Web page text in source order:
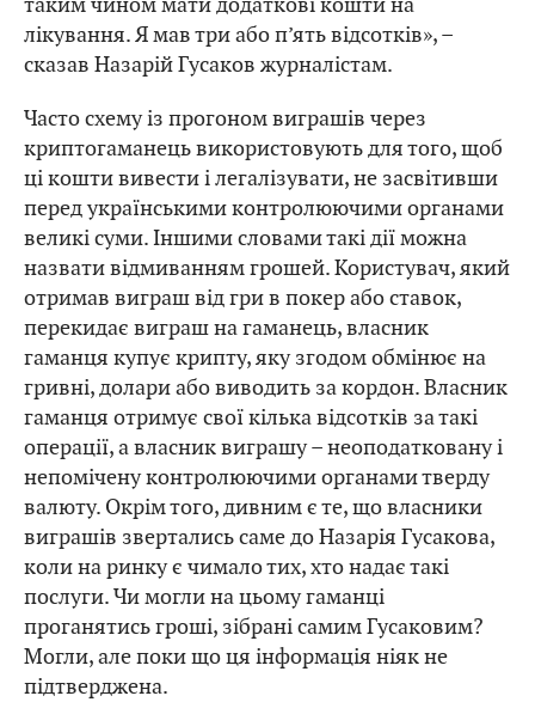
лікування. Я мав три або п’ять відсотків», –
сказав Назарій Гусаков журналістам.
Часто схему із прогоном виграшів через
криптогаманець використовують для того, щоб
ці кошти вивести і легалізувати, не засвітивши
перед українськими контролюючими органами
великі суми. Іншими словами такі дії можна
назвати відмиванням грошей. Користувач, який
отримав виграш від гри в покер або ставок,
перекидає виграш на гаманець, власник
гаманця купує крипту, яку згодом обмінює на
гривні, долари або виводить за кордон. Власник
гаманця отримує свої кілька відсотків за такі
операції, а власник виграшу – неоподатковану і
непомічену контролюючими органами тверду
валюту. Окрім того, дивним є те, що власники
виграшів звертались саме до Назарія Гусакова,
коли на ринку є чимало тих, хто надає такі
послуги. Чи могли на цьому гаманці
проганятись гроші, зібрані самим Гусаковим?
Могли, але поки що ця інформація ніяк не
підтверджена.